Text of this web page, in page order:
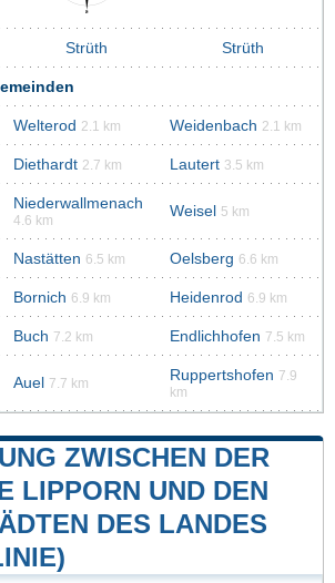
Strüth Strüth
Welterod 2.1 km Weidenbach 2.1 km
Diethardt 2.7 km Lautert 3.5 km
Niederwallmenach
4.6 km
Weisel 5 km
Nastätten 6.5 km Oelsberg 6.6 km
Bornich 6.9 km Heidenrod 6.9 km
Buch 7.2 km Endlichhofen 7.5 km
Auel 7.7 km Ruppertshofen 7.9
km
ZWISCHEN DER
LIPPORN UND DEN
DES LANDES